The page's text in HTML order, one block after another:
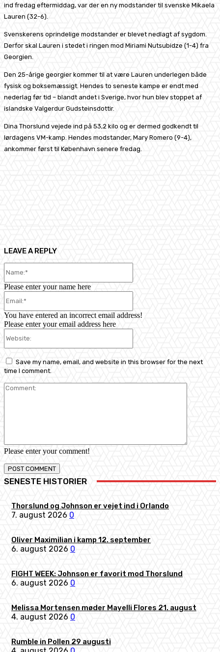
ind fredag eftermiddag, var der en ny modstander til svenske Mikaela
Lauren (32-6).
Svenskerens oprindelige modstander er blevet nedlagt af sygdom.
Derfor skal Lauren i stedet i ringen mod Miriami Nutsubidze (1-4) fra
Georgien.
Den 25-årige georgier kommer til at være Lauren underlegen både
fysisk og boksemæssigt. Hendes to seneste kampe er endt med
nederlag før tid – blandt andet i Sverige, hvor hun blev stoppet af
islandske Valgerdur Gudsteinsdottir.
Dina Thorslund vejede ind på 53,2 kilo og er dermed godkendt til
lørdagens VM-kamp. Hendes modstander, Mary Romero (9-4),
ankommer først til København senere fredag.
LEAVE A REPLY
Please enter your comment!
Please enter your name here
You have entered an incorrect email address!
Please enter your email address here
Save my name, email, and website in this browser for the next
time I comment.
SENESTE HISTORIER
Thorslund og Johnson er vejet ind i Orlando
7. august 2026 0
Oliver Maximilian i kamp 12. september
6. august 2026 0
FIGHT WEEK: Johnson er favorit mod Thorslund
6. august 2026 0
Melissa Mortensen møder Mayelli Flores 21. august
4. august 2026 0
Rumble in Pollen 29 augusti